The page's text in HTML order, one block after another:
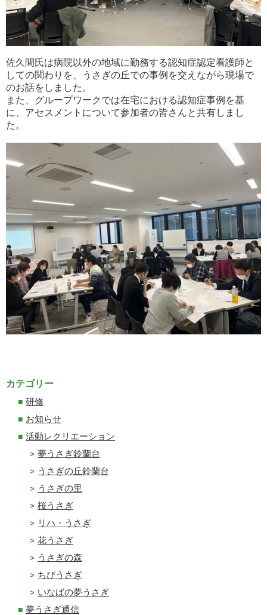
佐久間氏は病院以外の地域に勤務する認知症認定看護師と
しての関わりを、うさぎの丘での事例を交えながら現場で
のお話をしました。
また、グループワークでは在宅における認知症事例を基
に、アセスメントについて参加者の皆さんと共有しまし
た。
カテゴリー
研修
お知らせ
活動レクリエーション
夢うさぎ鈴蘭台
うさぎの丘鈴蘭台
うさぎの里
桜うさぎ
リハ・うさぎ
花うさぎ
うさぎの森
ちびうさぎ
いなばの夢うさぎ
夢うさぎ通信